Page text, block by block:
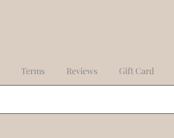
Terms Reviews Gift Card